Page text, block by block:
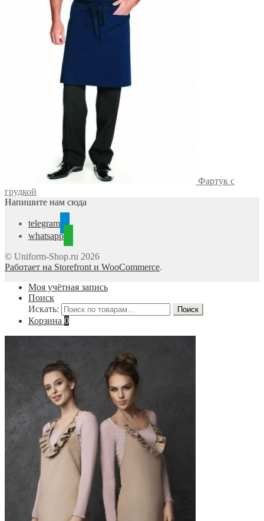
Фартук с
грудкой
Напишите нам сюда
telegram
whatsapp
© Uniform-Shop.ru 2026
Работает на Storefront и WooCommerce.
Моя учётная запись
Поиск
Искать:
Поиск
Корзина 0